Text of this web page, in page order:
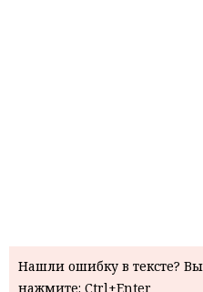
Нашли ошибку в тексте?
нажмите: Ctrl+Enter